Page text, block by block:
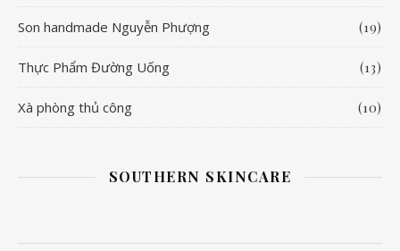
Son handmade Nguyễn Phượng (19)
Thực Phẩm Đường Uống (13)
Xà phòng thủ công (10)
SOUTHERN SKINCARE